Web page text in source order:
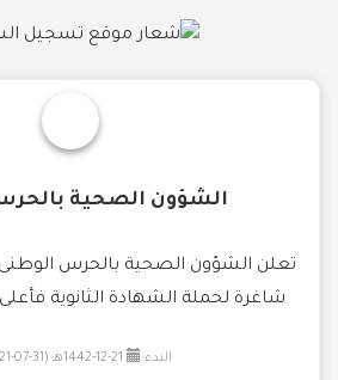
الشؤون الصحية
شاغرة لحملة الشهادة الثانوية فأعلى
البدء: